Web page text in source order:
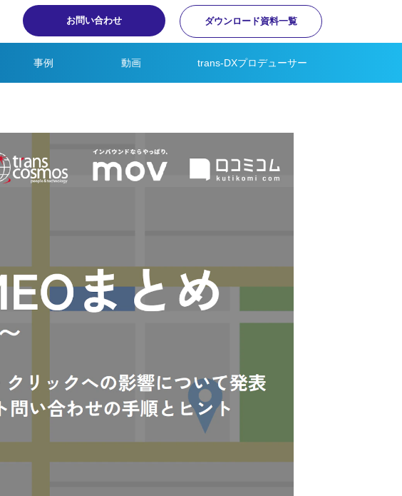
お問い合わせ ダウンロード資料一覧
事例 動画 trans-DXプロデューサー